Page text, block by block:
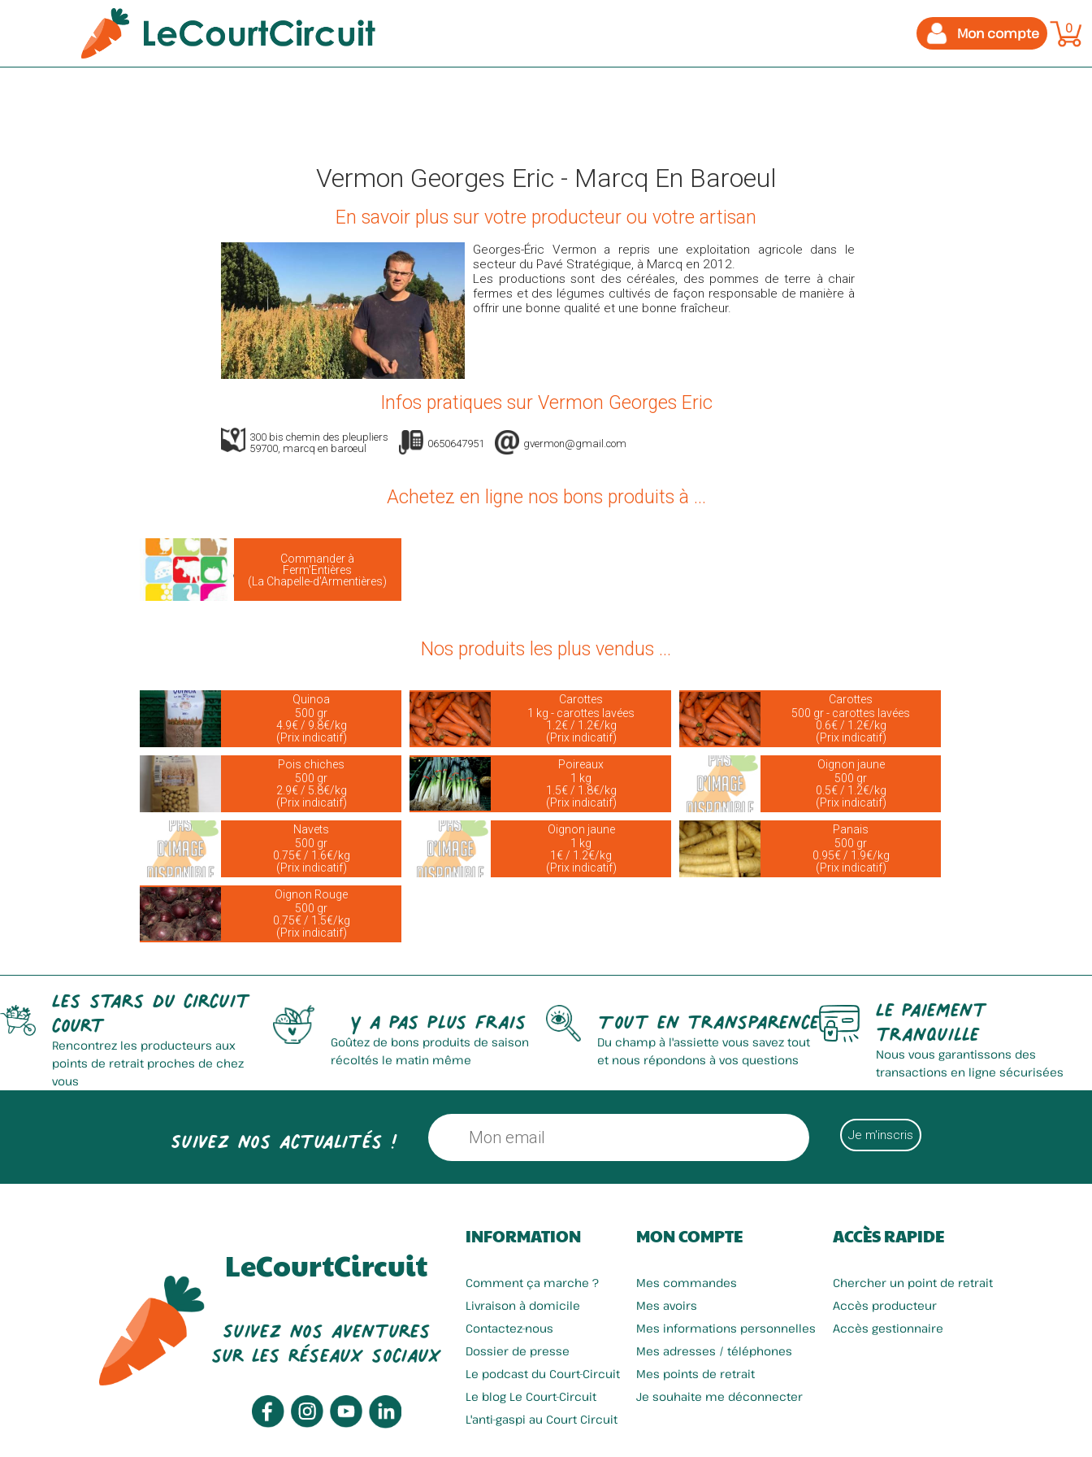
Mon compte 0
Vermon Georges Eric - Marcq En Baroeul
En savoir plus sur votre producteur ou votre artisan
Georges-Éric Vermon a repris une exploitation agricole dans le
secteur du Pavé Stratégique, à Marcq en 2012.
Les productions sont des céréales, des pommes de terre à chair
fermes et des légumes cultivés de façon responsable de manière à
offrir une bonne qualité et une bonne fraîcheur.
Infos pratiques sur Vermon Georges Eric
300 bis chemin des pleupliers
59700, marcq en baroeul
0650647951 gvermon@gmail.com
Achetez en ligne nos bons produits à ...
Commander à
Ferm'Entières
(La Chapelle-d'Armentières)
Nos produits les plus vendus ...
Quinoa
500 gr
4.9€ / 9.8€/kg
(Prix indicatif)
Carottes
1 kg - carottes lavées
1.2€ / 1.2€/kg
(Prix indicatif)
Carottes
500 gr - carottes lavées
0.6€ / 1.2€/kg
(Prix indicatif)
Pois chiches
500 gr
2.9€ / 5.8€/kg
(Prix indicatif)
Poireaux
1 kg
1.5€ / 1.8€/kg
(Prix indicatif)
Oignon jaune
500 gr
0.5€ / 1.2€/kg
(Prix indicatif)
Navets
500 gr
0.75€ / 1.6€/kg
(Prix indicatif)
Oignon jaune
1 kg
1€ / 1.2€/kg
(Prix indicatif)
Panais
500 gr
0.95€ / 1.9€/kg
(Prix indicatif)
Oignon Rouge
500 gr
0.75€ / 1.5€/kg
(Prix indicatif)
Les stars du circuit
court
Rencontrez les producteurs aux
points de retrait proches de chez
vous
Y a pas plus frais
Goûtez de bons produits de saison
récoltés le matin même
Tout en transparence
Du champ à l'assiette vous savez tout
et nous répondons à vos questions
Le paiement
tranquille
Nous vous garantissons des
transactions en ligne sécurisées
Suivez nos actualités !
LeCourtCircuit
Suivez nos aventures
sur les réseaux sociaux
INFORMATION
Comment ça marche ?
Livraison à domicile
Contactez-nous
Dossier de presse
Le podcast du Court-Circuit
Le blog Le Court-Circuit
L'anti-gaspi au Court Circuit
MON COMPTE
Mes commandes
Mes avoirs
Mes informations personnelles
Mes adresses / téléphones
Mes points de retrait
Je souhaite me déconnecter
ACCÈS RAPIDE
Chercher un point de retrait
Accès producteur
Accès gestionnaire